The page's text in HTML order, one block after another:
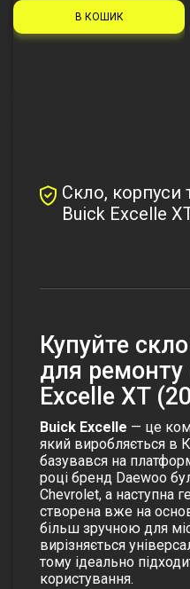
В КОШИК
Скло, корпуси
Buick Excelle
Купуйте
для
Excelle XT
Buick Excelle — це
який виробляється в
базувався на
році бренд Daewoo
Chevrolet, а наступна
створена вже на
більш зручною для
вирізняється
тому ідеально
користування.